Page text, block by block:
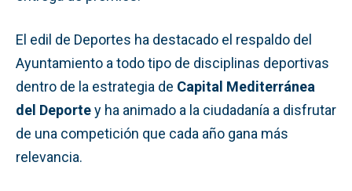
El edil de Deportes ha destacado el respaldo del
Ayuntamiento a todo tipo de disciplinas deportivas
dentro de la estrategia de Capital Mediterránea
del Deportey ha animado a la ciudadanía a disfrutar
de una competición que cada año gana más
relevancia.